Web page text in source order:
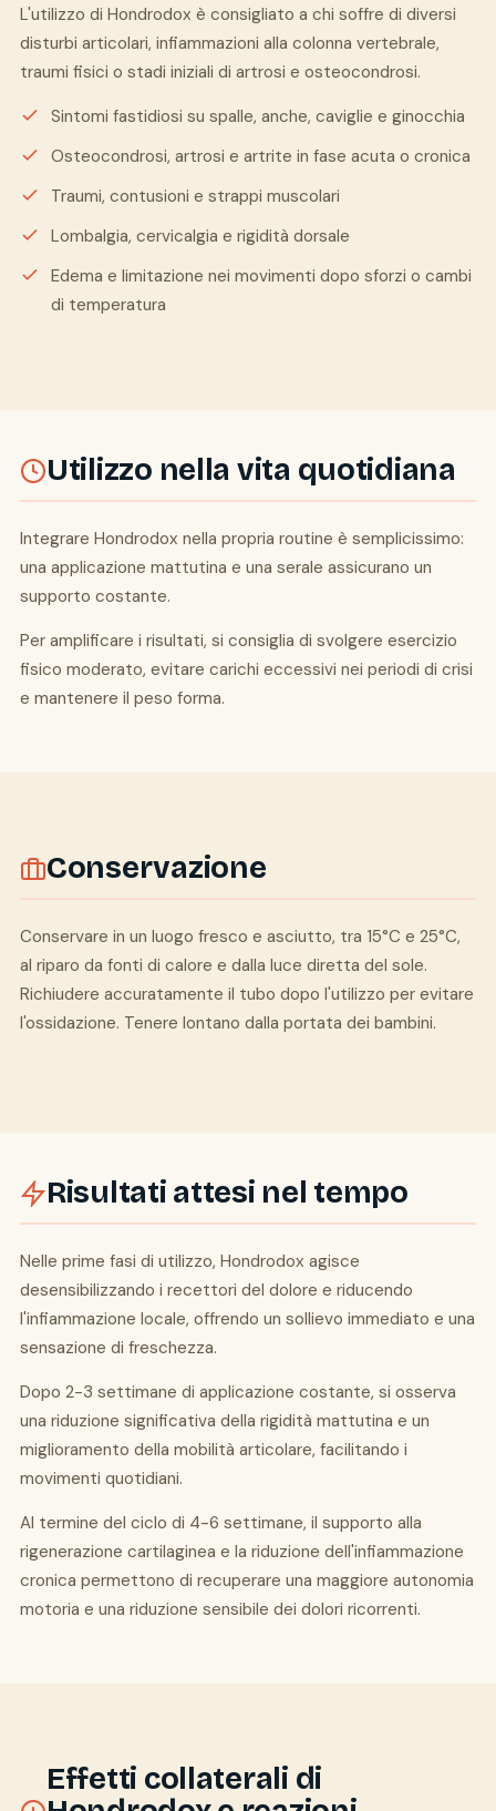
L'utilizzo di Hondrodox è consigliato a chi soffre di diversi
disturbi articolari, infiammazioni alla colonna vertebrale,
traumi fisici o stadi iniziali di artrosi e osteocondrosi.
Sintomi fastidiosi su spalle, anche, caviglie e ginocchia
Osteocondrosi, artrosi e artrite in fase acuta o cronica
Traumi, contusioni e strappi muscolari
Lombalgia, cervicalgia e rigidità dorsale
Edema e limitazione nei movimenti dopo sforzi o cambi
di temperatura
Utilizzo nella vita quotidiana
Integrare Hondrodox nella propria routine è semplicissimo:
una applicazione mattutina e una serale assicurano un
supporto costante.
Per amplificare i risultati, si consiglia di svolgere esercizio
fisico moderato, evitare carichi eccessivi nei periodi di crisi
e mantenere il peso forma.
Conservazione
Conservare in un luogo fresco e asciutto, tra 15°C e 25°C,
al riparo da fonti di calore e dalla luce diretta del sole.
Richiudere accuratamente il tubo dopo l'utilizzo per evitare
l'ossidazione. Tenere lontano dalla portata dei bambini.
Risultati attesi nel tempo
Nelle prime fasi di utilizzo, Hondrodox agisce
desensibilizzando i recettori del dolore e riducendo
l'infiammazione locale, offrendo un sollievo immediato e una
sensazione di freschezza.
Dopo 2-3 settimane di applicazione costante, si osserva
una riduzione significativa della rigidità mattutina e un
miglioramento della mobilità articolare, facilitando i
movimenti quotidiani.
Al termine del ciclo di 4-6 settimane, il supporto alla
rigenerazione cartilaginea e la riduzione dell'infiammazione
cronica permettono di recuperare una maggiore autonomia
motoria e una riduzione sensibile dei dolori ricorrenti.
Effetti collaterali di